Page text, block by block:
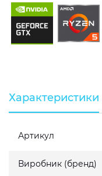
Характеристики
Артикул
Виробник (бренд)